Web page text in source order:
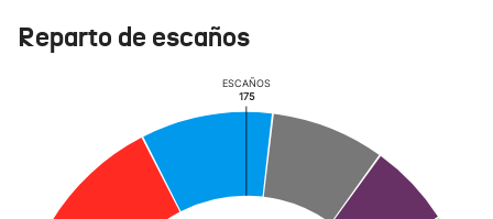
Reparto de escaños
175
ESCAÑOS